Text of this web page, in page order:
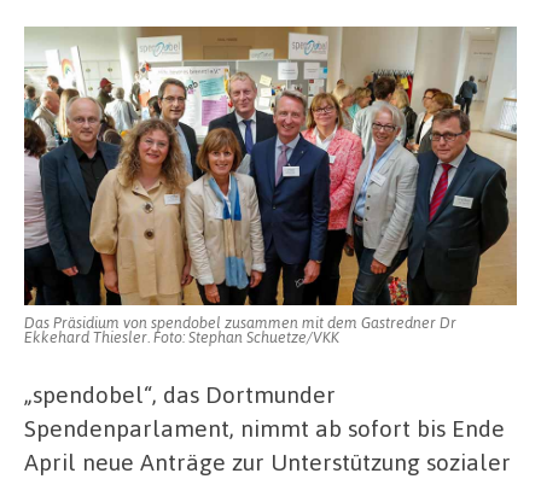
Das Präsidium von spendobel zusammen mit dem Gastredner Dr
Ekkehard Thiesler. Foto: Stephan Schuetze/VKK
„spendobel“, das Dortmunder
Spendenparlament, nimmt ab sofort bis Ende
April neue Anträge zur Unterstützung sozialer